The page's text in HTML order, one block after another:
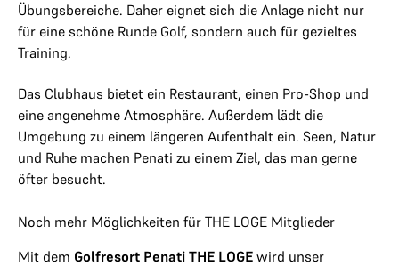
Übungsbereiche. Daher eignet sich die Anlage nicht nur
für eine schöne Runde Golf, sondern auch für gezieltes
Training.
Das Clubhaus bietet ein Restaurant, einen Pro-Shop und
eine angenehme Atmosphäre. Außerdem lädt die
Umgebung zu einem längeren Aufenthalt ein. Seen, Natur
und Ruhe machen Penati zu einem Ziel, das man gerne
öfter besucht.
Noch mehr Möglichkeiten für THE LOGE Mitglieder
Mit dem Golfresort Penati THE LOGE wird unser